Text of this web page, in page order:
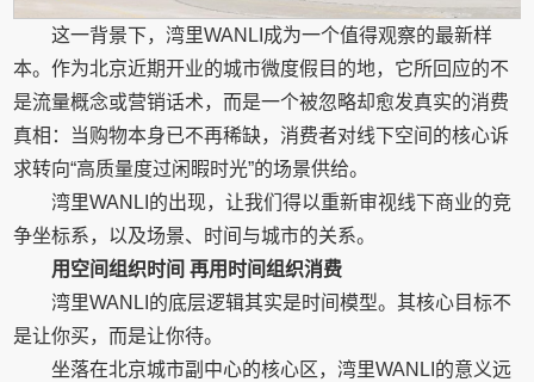
这一背景下，湾里WANLI成为一个值得观察的最新样
本。作为北京近期开业的城市微度假目的地，它所回应的不
是流量概念或营销话术，而是一个被忽略却愈发真实的消费
真相：当购物本身已不再稀缺，消费者对线下空间的核心诉
求转向“高质量度过闲暇时光”的场景供给。
湾里WANLI的出现，让我们得以重新审视线下商业的竞
争坐标系，以及场景、时间与城市的关系。
用空间组织时间再用时间组织消费
湾里WANLI的底层逻辑其实是时间模型。其核心目标不
是让你买，而是让你待。
坐落在北京城市副中心的核心区，湾里WANLI的意义远